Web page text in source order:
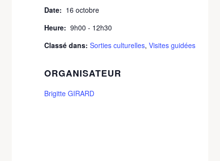
Date: 16 octobre
Heure: 9h00 - 12h30
Classé dans: Sorties culturelles, Visites guidées
ORGANISATEUR
Brigitte GIRARD